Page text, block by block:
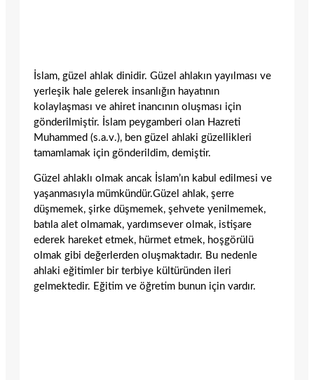
İslam, güzel ahlak dinidir. Güzel ahlakın yayılması ve
yerleşik hale gelerek insanlığın hayatının
kolaylaşması ve ahiret inancının oluşması için
gönderilmiştir. İslam peygamberi olan Hazreti
Muhammed (s.a.v.), ben güzel ahlaki güzellikleri
tamamlamak için gönderildim, demiştir.
Güzel ahlaklı olmak ancak İslam’ın kabul edilmesi ve
yaşanmasıyla mümkündür.Güzel ahlak, şerre
düşmemek, şirke düşmemek, şehvete yenilmemek,
batıla alet olmamak, yardımsever olmak, istişare
ederek hareket etmek, hürmet etmek, hoşgörülü
olmak gibi değerlerden oluşmaktadır. Bu nedenle
ahlaki eğitimler bir terbiye kültüründen ileri
gelmektedir. Eğitim ve öğretim bunun için vardır.